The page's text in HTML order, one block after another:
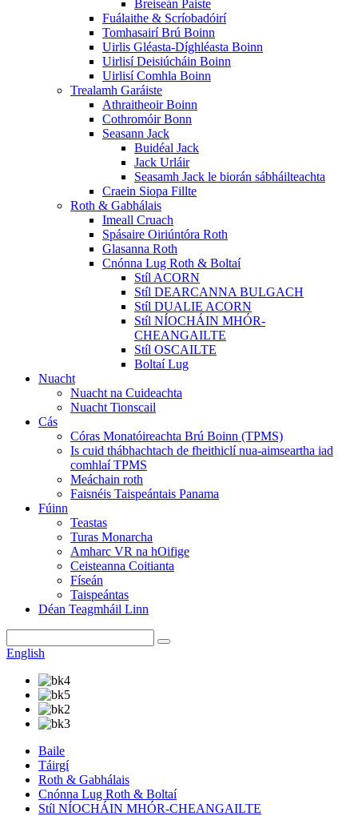
Breiseán Paiste
Fuálaithe & Scríobadóirí
Tomhasairí Brú Boinn
Uirlis Gléasta-Díghléasta Boinn
Uirlisí Deisiúcháin Boinn
Uirlisí Comhla Boinn
Trealamh Garáiste
Athraitheoir Boinn
Cothromóir Bonn
Seasann Jack
Buidéal Jack
Jack Urláir
Seasamh Jack le biorán sábháilteachta
Craein Siopa Fillte
Roth & Gabhálais
Imeall Cruach
Spásaire Oiriúntóra Roth
Glasanna Roth
Cnónna Lug Roth & Boltaí
Stíl ACORN
Stíl DEARCANNA BULGACH
Stíl DUALIE ACORN
Stíl NÍOCHÁIN MHÓR-
CHEANGAILTE
Stíl OSCAILTE
Boltaí Lug
Nuacht
Nuacht na Cuideachta
Nuacht Tionscail
Cás
Córas Monatóireachta Brú Boinn (TPMS)
Is cuid thábhachtach de fheithiclí nua-aimseartha iad
comhlaí TPMS
Meáchain roth
Faisnéis Taispeántais Panama
Fúinn
Teastas
Turas Monarcha
Amharc VR na hOifige
Ceisteanna Coitianta
Físeán
Taispeántas
Déan Teagmháil Linn
English
Baile
Táirgí
Roth & Gabhálais
Cnónna Lug Roth & Boltaí
Stíl NÍOCHÁIN MHÓR-CHEANGAILTE